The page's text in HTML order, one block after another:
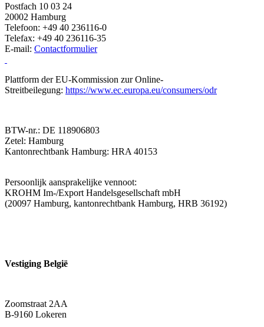
Postfach 10 03 24
20002 Hamburg
Telefoon: +49 40 236116-0
Telefax: +49 40 236116-35
E-mail: Contactformulier
Plattform der EU-Kommission zur Online-
Streitbeilegung: https://www.ec.europa.eu/consumers/odr
BTW-nr.: DE 118906803
Zetel: Hamburg
Kantonrechtbank Hamburg: HRA 40153
Persoonlijk aansprakelijke vennoot:
KROHM Im-/Export Handelsgesellschaft mbH
(20097 Hamburg, kantonrechtbank Hamburg, HRB 36192)
Vestiging België
Zoomstraat 2AA
B-9160 Lokeren